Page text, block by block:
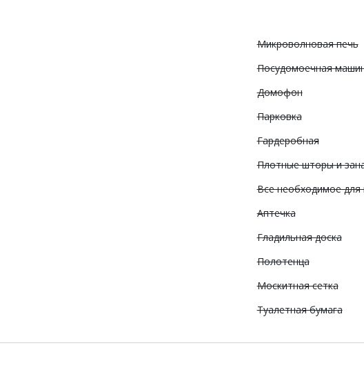
Микроволновая печь
Посудомоечная
Домофон
Парковка
Гардеробная
Плотные шторы и
Все необходимое для
Аптечка
Гладильная доска
Полотенца
Москитная сетка
Туалетная бумага